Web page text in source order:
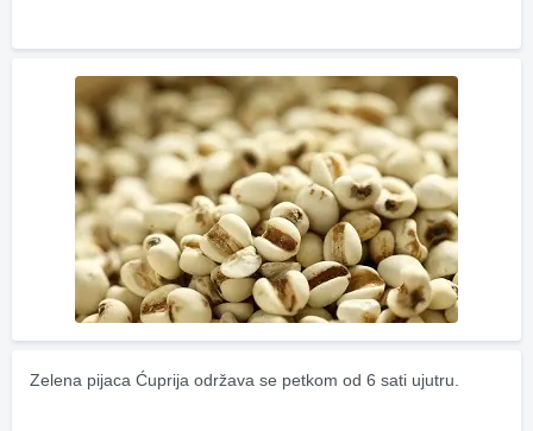
Zelena pijaca Ćuprija održava se petkom od 6 sati ujutru.